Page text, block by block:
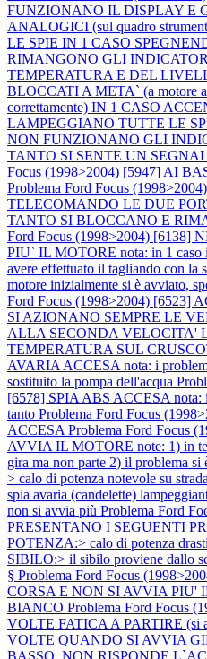
FUNZIONANO IL DISPLAY E
ANALOGICI (sul quadro
LE SPIE IN 1 CASO
RIMANGONO GLI
TEMPERATURA E DEL
BLOCCATI A META` (a motore
correttamente) IN 1 CASO
LAMPEGGIANO TUTTE LE
NON FUNZIONANO GLI
TANTO SI SENTE UN
Focus (1998>2004) [5947] AI
Problema Ford Focus
TELECOMANDO LE DUE
TANTO SI BLOCCANO E
Ford Focus (1998>2004) [6138]
PIU` IL MOTORE nota: in 1 caso
avere effettuato il tagliando con la
motore inizialmente si è avviato,
Ford Focus (1998>2004) [6523]
SI AZIONANO SEMPRE LE
ALLA SECONDA VELOCITA'
TEMPERATURA SUL
AVARIA ACCESA nota: i
sostituito la pompa dell'acqua
[6578] SPIA ABS ACCESA nota:
tanto Problema Ford Focus
ACCESA Problema Ford Focus
AVVIA IL MOTORE note: 1) in
gira ma non parte 2) il problema si
> calo di potenza notevole su
spia avaria (candelette)
non si avvia più Problema Ford
PRESENTANO I SEGUENTI
POTENZA:> calo di potenza
SIBILO:> il sibilo proviene dallo
§ Problema Ford Focus
CORSA E NON SI AVVIA PIU'
BIANCO Problema Ford Focus
VOLTE FATICA A PARTIRE (si
VOLTE QUANDO SI AVVIA
BASSO, NON RISPONDE